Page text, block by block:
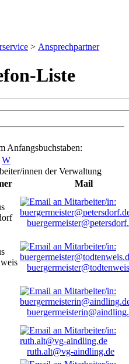
> Ansprechpartner
Liste
Anfangsbuchstaben:
W
innen der Verwaltung
Mail
ruth.alt@vg-aindling.de